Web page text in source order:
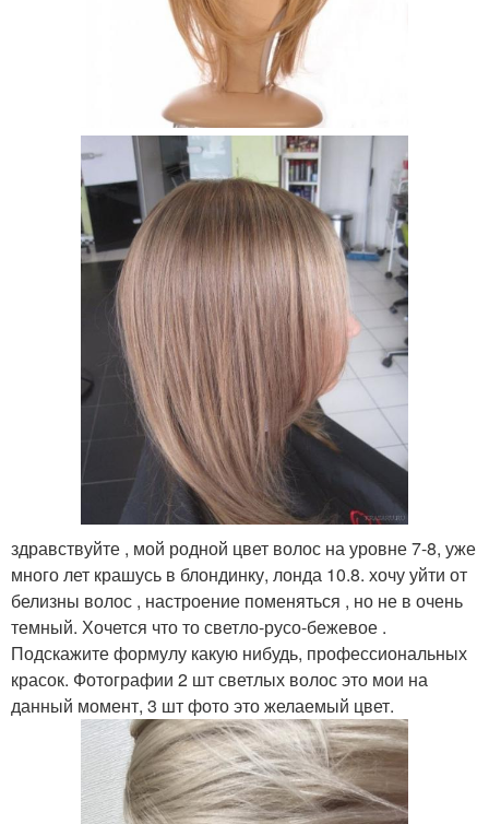
здравствуйте , мой родной цвет волос на уровне 7-8, уже
много лет крашусь в блондинку, лонда 10.8. хочу уйти от
белизны волос , настроение поменяться , но не в очень
темный. Хочется что то светло-русо-бежевое .
Подскажите формулу какую нибудь, профессиональных
красок. Фотографии 2 шт светлых волос это мои на
данный момент, 3 шт фото это желаемый цвет.